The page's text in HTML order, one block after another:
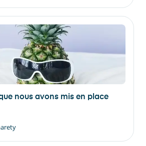
nous avons mis en place